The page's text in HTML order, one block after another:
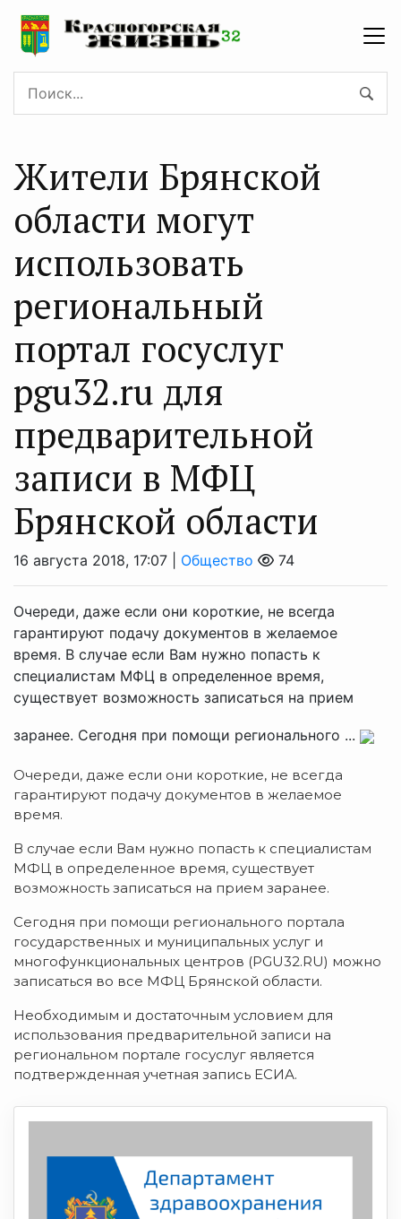
Жители Брянской
области могут
использовать
региональный
портал госуслуг
pgu32.ru для
предварительной
записи в МФЦ
Брянской области
16 августа 2018, 17:07 | Общество 74
Очереди, даже если они короткие, не всегда
гарантируют подачу документов в желаемое
время. В случае если Вам нужно попасть к
специалистам МФЦ в определенное время,
существует возможность записаться на прием
заранее. Сегодня при помощи регионального ...
Очереди, даже если они короткие, не всегда
гарантируют подачу документов в желаемое
время.
В случае если Вам нужно попасть к специалистам
МФЦ в определенное время, существует
возможность записаться на прием заранее.
Сегодня при помощи регионального портала
государственных и муниципальных услуг и
многофункциональных центров (PGU32.RU) можно
записаться во все МФЦ Брянской области.
Необходимым и достаточным условием для
использования предварительной записи на
региональном портале госуслуг является
подтвержденная учетная запись ЕСИА.